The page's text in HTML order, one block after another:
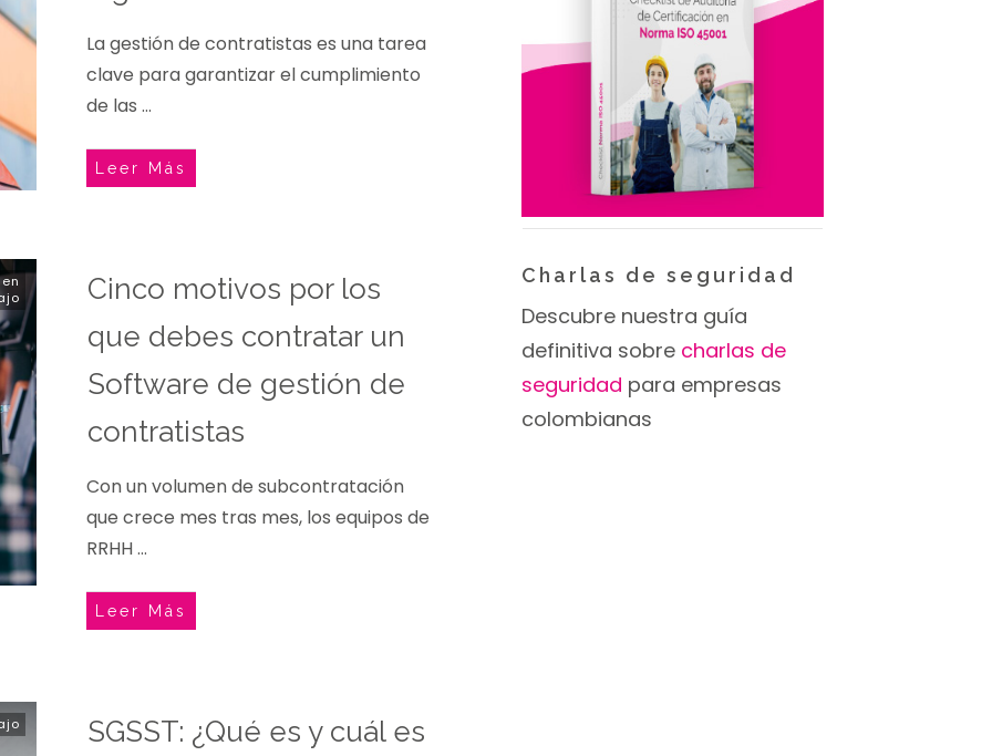
La gestión de contratistas es una tarea
clave para garantizar el cumplimiento
de las ...
Leer Más
Cinco motivos por los
que debes contratar un
Software de gestión de
contratistas
Con un volumen de subcontratación
que crece mes tras mes, los equipos de
RRHH...
Leer Más
SGSST: ¿Qué es y cuál es
Charlas de seguridad
Descubre nuestra guía
definitiva sobre charlas de
seguridad para empresas
colombianas